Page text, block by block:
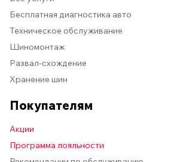
Бесплатная диагностика авто
Техническое обслуживание
Шиномонтаж
Развал-схождение
Хранение шин
Покупателям
Акции
Программа лояльности